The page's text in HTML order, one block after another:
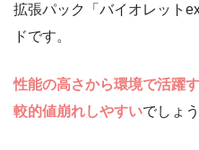
拡張パック「バイオレット
ドです。
性能の高さから環境で活躍
較的値崩れしやすいでしょう